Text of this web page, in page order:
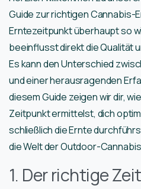
Guide zur richtigen Cannabis-
Erntezeitpunkt überhaupt so
beeinflusst direkt die Qualität
Es kann den Unterschied
und einer herausragenden
diesem Guide zeigen wir dir,
Zeitpunkt ermittelst, dich
schließlich die Ernte
die Welt der Outdoor-
1. Der richtige